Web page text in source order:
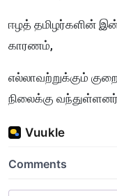
ஈழத் தமிழர்களின்
காரணம்,
எல்லாவற்றுக்கும்
நிலைக்கு